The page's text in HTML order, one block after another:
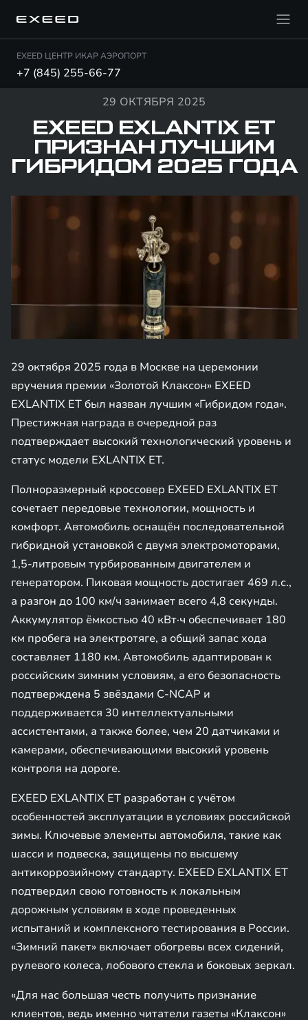
EXEED ЦЕНТР ИКАР АЭРОПОРТ
+7 (845) 255-66-77
29 ОКТЯБРЯ 2025
EXEED EXLANTIX ET
ПРИЗНАН ЛУЧШИМ
ГИБРИДОМ 2025 ГОДА
29 октября 2025 года в Москве на церемонии
вручения премии «Золотой Клаксон» EXEED
EXLANTIX ET был назван лучшим «Гибридом года».
Престижная награда в очередной раз
подтверждает высокий технологический уровень и
статус модели EXLANTIX ET.
Полноразмерный кроссовер EXEED EXLANTIX ET
сочетает передовые технологии, мощность и
комфорт. Автомобиль оснащён последовательной
гибридной установкой с двумя электромоторами,
1,5-литровым турбированным двигателем и
генератором. Пиковая мощность достигает 469 л.с.,
а разгон до 100 км/ч занимает всего 4,8 секунды.
Аккумулятор ёмкостью 40 кВт·ч обеспечивает 180
км пробега на электротяге, а общий запас хода
составляет 1180 км. Автомобиль адаптирован к
российским зимним условиям, а его безопасность
подтверждена 5 звёздами C-NCAP и
поддерживается 30 интеллектуальными
ассистентами, а также более, чем 20 датчиками и
камерами, обеспечивающими высокий уровень
контроля на дороге.
EXEED EXLANTIX ET разработан с учётом
особенностей эксплуатации в условиях российской
зимы. Ключевые элементы автомобиля, такие как
шасси и подвеска, защищены по высшему
антикоррозийному стандарту. EXEED EXLANTIX ET
подтвердил свою готовность к локальным
дорожным условиям в ходе проведенных
испытаний и комплексного тестирования в России.
«Зимний пакет» включает обогревы всех сидений,
рулевого колеса, лобового стекла и боковых зеркал.
«Для нас большая честь получить признание
клиентов, ведь именно читатели газеты «Клаксон»